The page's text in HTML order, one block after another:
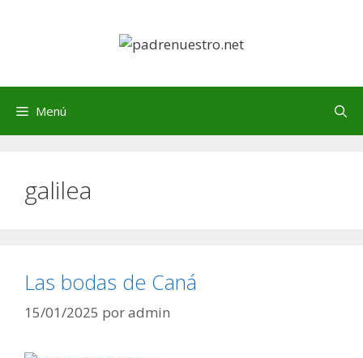
Menú
galilea
Las bodas de Caná
15/01/2025 poradmin